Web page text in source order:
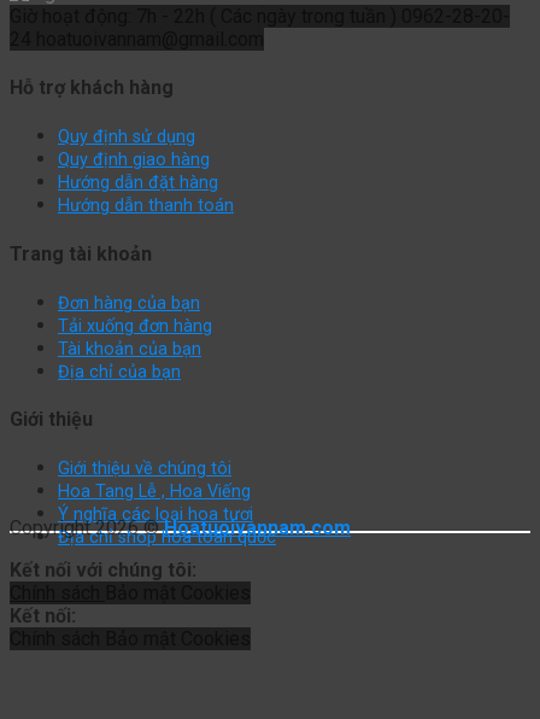
Hỗ trợ khách hàng
Quy định sử dụng
Quy định giao hàng
Hướng dẫn đặt hàng
Hướng dẫn thanh toán
Trang tài khoản
Đơn hàng của bạn
Tải xuống đơn hàng
Tài khoản của bạn
Địa chỉ của bạn
Giới thiệu
Giới thiệu về chúng tôi
Hoa Tang Lễ , Hoa Viếng
Ý nghĩa các loại hoa tươi
Địa chỉ shop hoa toàn quốc
Copyright 2026 ©Hoatuoivannam.com
Kết nối với chúng tôi:
Kết nối: